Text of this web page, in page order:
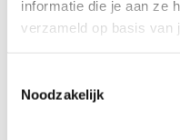
informatie die je aan ze
verzameld op basis van
Noodzakelijk